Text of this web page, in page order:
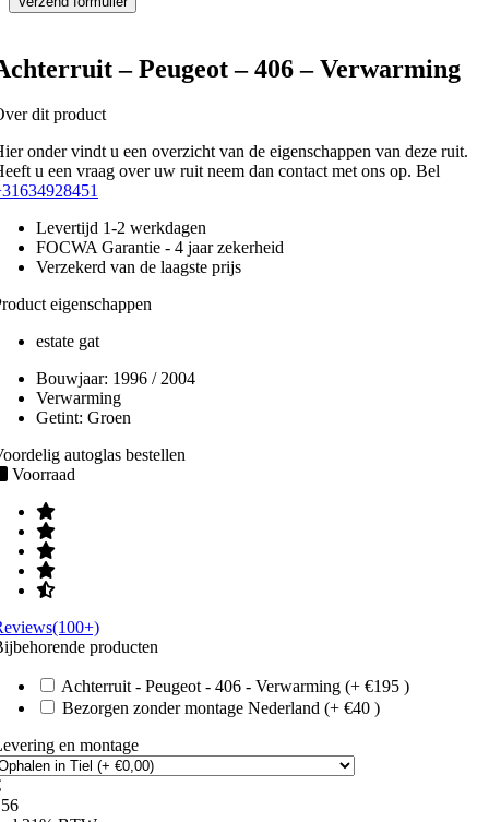
– Peugeot – 406 – Verwarming
dit product
onder vindt u een overzicht van de eigenschappen van deze ruit.
u een vraag over uw ruit neem dan contact met ons op. Bel
Levertijd 1-2 werkdagen
FOCWA Garantie - 4 jaar zekerheid
Verzekerd van de laagste prijs
eigenschappen
estate gat
Bouwjaar: 1996 / 2004
Verwarming
Getint: Groen
autoglas bestellen
Voorraad
producten
Achterruit - Peugeot - 406 - Verwarming (+ €195 )
Bezorgen zonder montage Nederland (+ €40 )
en montage